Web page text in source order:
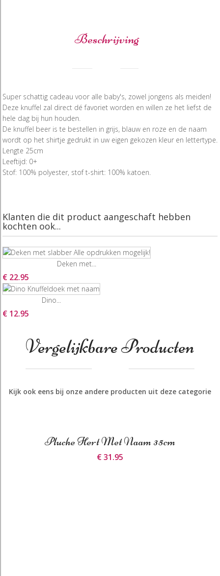
Beschrijving
Super schattig cadeau voor alle baby's, zowel jongens als meiden!
Deze knuffel zal direct dé favoriet worden en willen ze het liefst de
hele dag bij hun houden.
De knuffel beer is te bestellen in grijs, blauw en roze en de naam
wordt op het shirtje gedrukt in uw eigen gekozen kleur en lettertype.
Lengte 25cm
Leeftijd: 0+
Stof: 100% polyester, stof t-shirt: 100% katoen.
Klanten die dit product aangeschaft hebben
kochten ook...
Deken met...
€ 22.95
Dino...
€ 12.95
Vergelijkbare Producten
Kijk ook eens bij onze andere producten uit deze categorie
Pluche Hert Met Naam 35cm
€ 31.95